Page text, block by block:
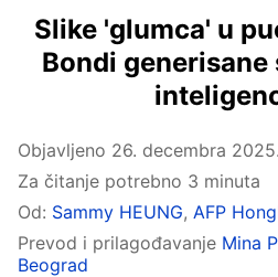
Slike 'glumca' u
Bondi generisane
Objavljeno 26. decembra
Za čitanje potrebno 3 minuta
Od: Sammy HEUNG, AFP
Prevod i prilagođavanje Mina
Beograd